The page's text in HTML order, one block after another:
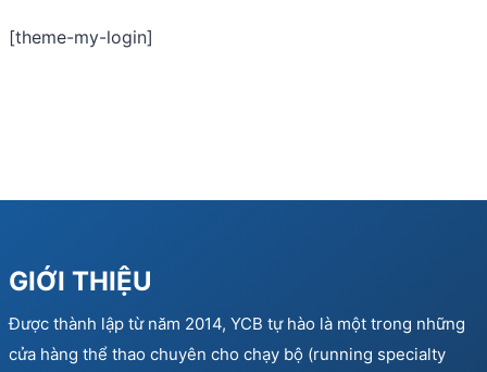
[theme-my-login]
GIỚI THIỆU
Được thành lập từ năm 2014, YCB tự hào là một trong những
cửa hàng thể thao chuyên cho chạy bộ (running specialty